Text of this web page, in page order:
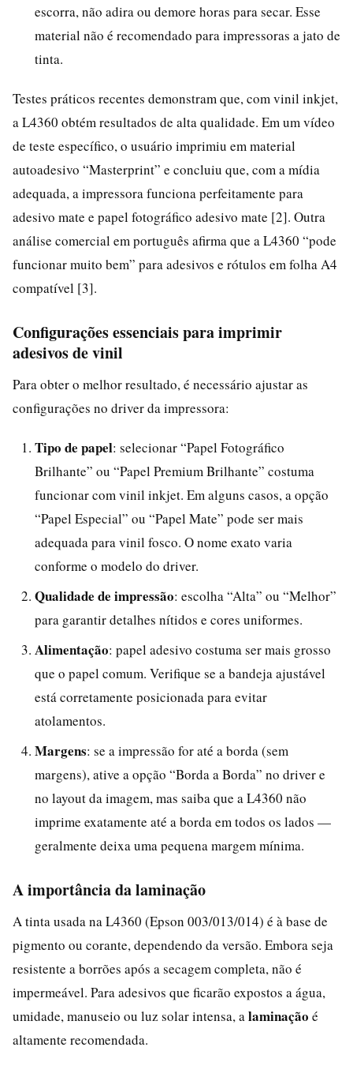
escorra, não adira ou demore horas para secar. Esse
material não é recomendado para impressoras a jato de
tinta.
Testes práticos recentes demonstram que, com vinil inkjet,
a L4360 obtém resultados de alta qualidade. Em um vídeo
de teste específico, o usuário imprimiu em material
autoadesivo “Masterprint” e concluiu que, com a mídia
adequada, a impressora funciona perfeitamente para
adesivo mate e papel fotográfico adesivo mate [2]. Outra
análise comercial em português afirma que a L4360 “pode
funcionar muito bem” para adesivos e rótulos em folha A4
compatível [3].
Configurações essenciais para imprimir
adesivos de vinil
Para obter o melhor resultado, é necessário ajustar as
configurações no driver da impressora:
Tipo de papel: selecionar “Papel Fotográfico
Brilhante” ou “Papel Premium Brilhante” costuma
funcionar com vinil inkjet. Em alguns casos, a opção
“Papel Especial” ou “Papel Mate” pode ser mais
adequada para vinil fosco. O nome exato varia
conforme o modelo do driver.
Qualidade de impressão: escolha “Alta” ou “Melhor”
para garantir detalhes nítidos e cores uniformes.
Alimentação: papel adesivo costuma ser mais grosso
que o papel comum. Verifique se a bandeja ajustável
está corretamente posicionada para evitar
atolamentos.
Margens: se a impressão for até a borda (sem
margens), ative a opção “Borda a Borda” no driver e
no layout da imagem, mas saiba que a L4360 não
imprime exatamente até a borda em todos os lados —
geralmente deixa uma pequena margem mínima.
A importância da laminação
A tinta usada na L4360 (Epson 003/013/014) é à base de
pigmento ou corante, dependendo da versão. Embora seja
resistente a borrões após a secagem completa, não é
impermeável. Para adesivos que ficarão expostos a água,
umidade, manuseio ou luz solar intensa, a laminação é
altamente recomendada.